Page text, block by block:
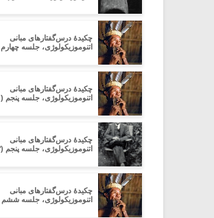
چکیدۀ درس‌گفتارهای مبانی
اتنوموزیکولوژی، جلسه چهارم
چکیدۀ درس‌گفتارهای مبانی
اتنوموزیکولوژی، جلسه پنجم (۱)
چکیدۀ درس‌گفتارهای مبانی
اتنوموزیکولوژی، جلسه پنجم (۳)
چکیدۀ درس‌گفتارهای مبانی
اتنوموزیکولوژی، جلسه ششم